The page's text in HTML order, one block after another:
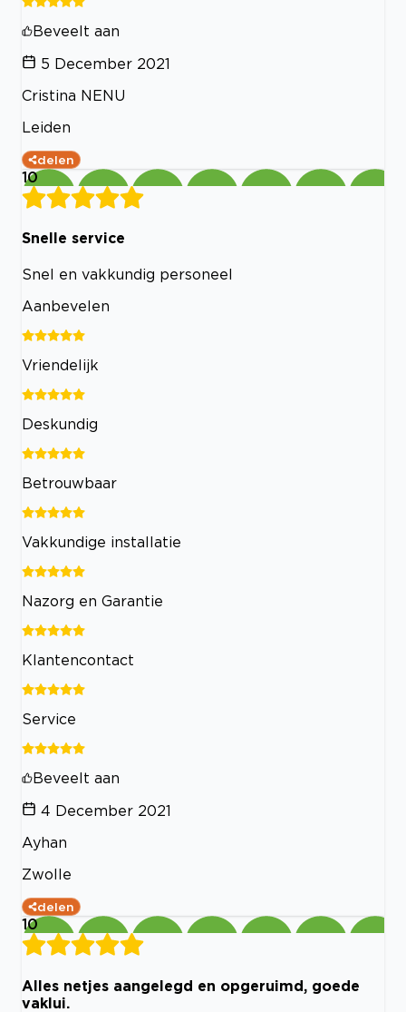
Beveelt aan
5 December 2021
Cristina NENU
Leiden
delen
10
Snelle service
Snel en vakkundig personeel
Aanbevelen
Vriendelijk
Deskundig
Betrouwbaar
Vakkundige installatie
Nazorg en Garantie
Klantencontact
Service
Beveelt aan
4 December 2021
Ayhan
Zwolle
delen
10
Alles netjes aangelegd en opgeruimd, goede
vaklui.